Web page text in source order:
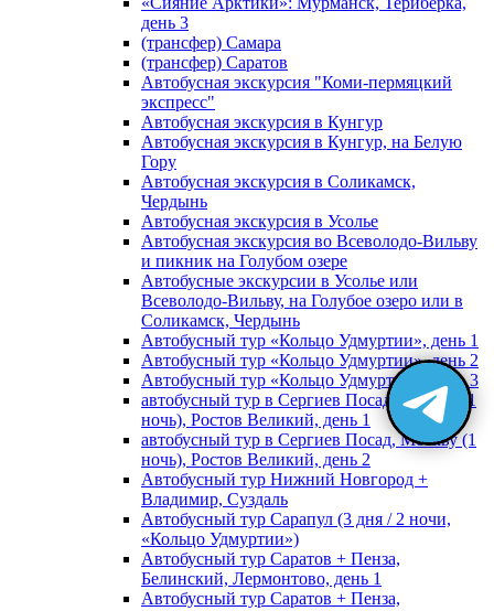
день 3
(трансфер) Самара
(трансфер) Саратов
Автобусная экскурсия "Коми-пермяцкий
экспресс"
Автобусная экскурсия в Кунгур
Автобусная экскурсия в Кунгур, на Белую
Гору
Автобусная экскурсия в Соликамск,
Чердынь
Автобусная экскурсия в Усолье
Автобусная экскурсия во Всеволодо-Вильву
и пикник на Голубом озере
Автобусные экскурсии в Усолье или
Всеволодо-Вильву, на Голубое озеро или в
Соликамск, Чердынь
Автобусный тур «Кольцо Удмуртии», день 1
Автобусный тур «Кольцо Удмуртии», день 2
Автобусный тур «Кольцо Удмуртии», день 3
автобусный тур в Сергиев Посад, Москву (1
ночь), Ростов Великий, день 1
автобусный тур в Сергиев Посад, Москву (1
ночь), Ростов Великий, день 2
Автобусный тур Нижний Новгород +
Владимир, Суздаль
Автобусный тур Сарапул (3 дня / 2 ночи,
«Кольцо Удмуртии»)
Автобусный тур Саратов + Пенза,
Белинский, Лермонтово, день 1
Автобусный тур Саратов + Пенза,